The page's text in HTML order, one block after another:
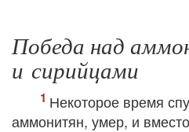
Победа над
и сирийцами
Некоторое время
аммонитян, умер, и